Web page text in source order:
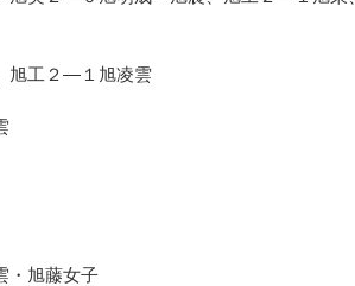
旭工２―１旭凌雲
旭藤女子